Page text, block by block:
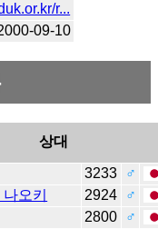
r...
09-10
상대
3233
♂
오키 2924
♂
2800
♂